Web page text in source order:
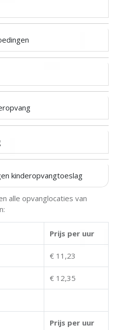
kinderopvangtoeslag
alle opvanglocaties van
Prijs per uur
€ 11,23
€ 12,35
Prijs per uur